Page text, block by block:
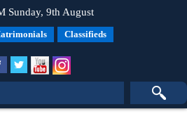
Sunday, 9th August
Classifieds